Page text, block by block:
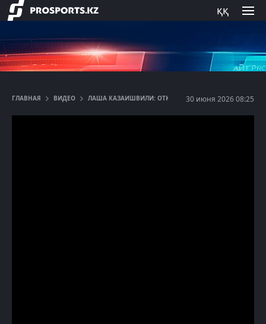
ққ
ГЛАВНАЯ ВИДЕО ЛАША КАЗАИШВИЛИ: ОТКРОВЕННО ПРО LLF,
30 июня 2026 08:25